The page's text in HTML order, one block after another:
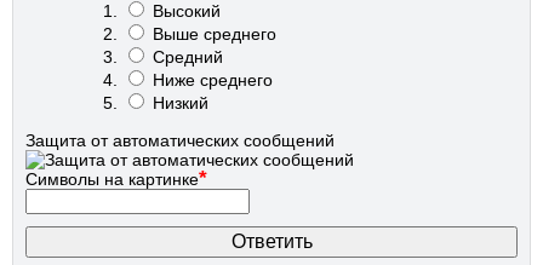
Высокий
Выше среднего
Средний
Ниже среднего
Низкий
Защита от автоматических сообщений
Символы на картинке*